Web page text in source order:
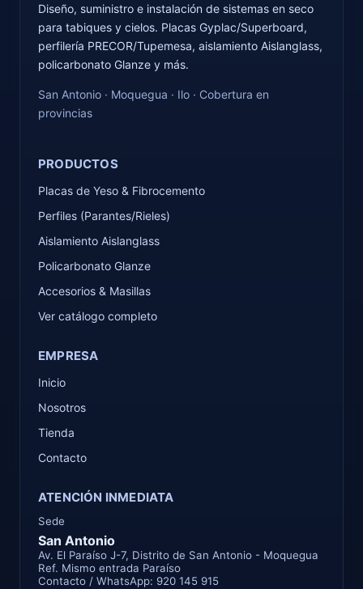
Diseño, suministro e instalación de sistemas en seco
para tabiques y cielos. Placas Gyplac/Superboard,
perfilería PRECOR/Tupemesa, aislamiento Aislanglass,
policarbonato Glanze y más.
San Antonio · Moquegua · Ilo · Cobertura en
provincias
PRODUCTOS
Placas de Yeso & Fibrocemento
Perfiles (Parantes/Rieles)
Aislamiento Aislanglass
Policarbonato Glanze
Accesorios & Masillas
Ver catálogo completo
EMPRESA
Inicio
Nosotros
Tienda
Contacto
ATENCIÓN INMEDIATA
Sede
San Antonio
Av. El Paraíso J-7, Distrito de San Antonio - Moquegua
Ref. Mismo entrada Paraíso
Contacto / WhatsApp: 920 145 915